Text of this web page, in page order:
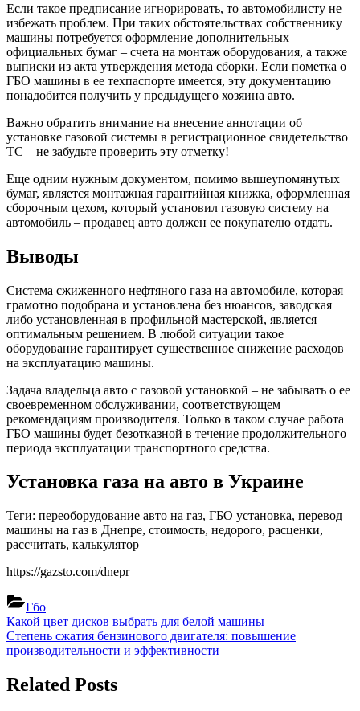
Если такое предписание игнорировать, то автомобилисту не
избежать проблем. При таких обстоятельствах собственнику
машины потребуется оформление дополнительных
официальных бумаг – счета на монтаж оборудования, а также
выписки из акта утверждения метода сборки. Если пометка о
ГБО машины в ее техпаспорте имеется, эту документацию
понадобится получить у предыдущего хозяина авто.
Важно обратить внимание на внесение аннотации об
установке газовой системы в регистрационное свидетельство
ТС – не забудьте проверить эту отметку!
Еще одним нужным документом, помимо вышеупомянутых
бумаг, является монтажная гарантийная книжка, оформленная
сборочным цехом, который установил газовую систему на
автомобиль – продавец авто должен ее покупателю отдать.
Выводы
Система сжиженного нефтяного газа на автомобиле, которая
грамотно подобрана и установлена без нюансов, заводская
либо установленная в профильной мастерской, является
оптимальным решением. В любой ситуации такое
оборудование гарантирует существенное снижение расходов
на эксплуатацию машины.
Задача владельца авто с газовой установкой – не забывать о ее
своевременном обслуживании, соответствующем
рекомендациям производителя. Только в таком случае работа
ГБО машины будет безотказной в течение продолжительного
периода эксплуатации транспортного средства.
Установка газа на авто в Украине
Теги: переоборудование авто на газ, ГБО установка, перевод
машины на газ в Днепре, стоимость, недорого, расценки,
рассчитать, калькулятор
https://gazsto.com/dnepr
Гбо
Навигация
по
Previous
Post:
Какой цвет дисков выбрать для белой машины
Next
Post:
Степень сжатия бензинового двигателя: повышение
производительности и эффективности
Related Posts